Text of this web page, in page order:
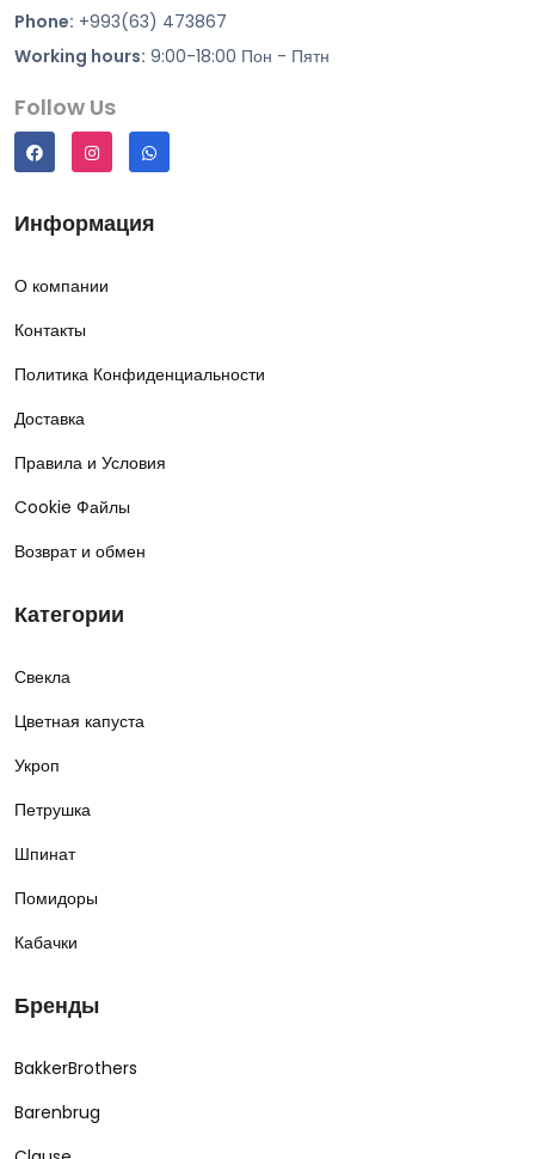
Phone: +993(63) 473867
Working hours: 9:00-18:00 Пон - Пятн
Follow Us
Информация
О компании
Контакты
Политика Конфиденциальности
Доставка
Правила и Условия
Cookie Файлы
Возврат и обмен
Категории
Свекла
Цветная капуста
Укроп
Петрушка
Шпинат
Помидоры
Кабачки
Бренды
BakkerBrothers
Barenbrug